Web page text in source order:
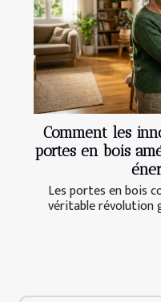
Comment les
portes en bois
Les portes en bois
véritable révolution